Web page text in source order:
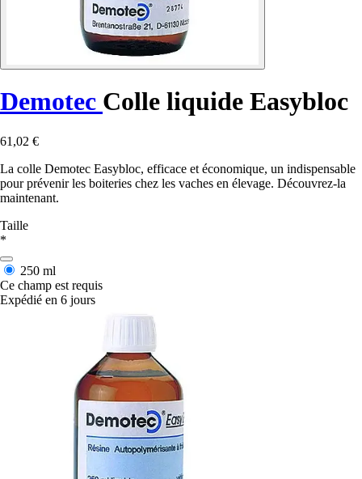
Demotec Colle liquide Easybloc
61,02 €
La colle Demotec Easybloc, efficace et économique, un indispensable
pour prévenir les boiteries chez les vaches en élevage. Découvrez-la
maintenant.
Taille
*
250 ml
Ce champ est requis
Expédié en 6 jours